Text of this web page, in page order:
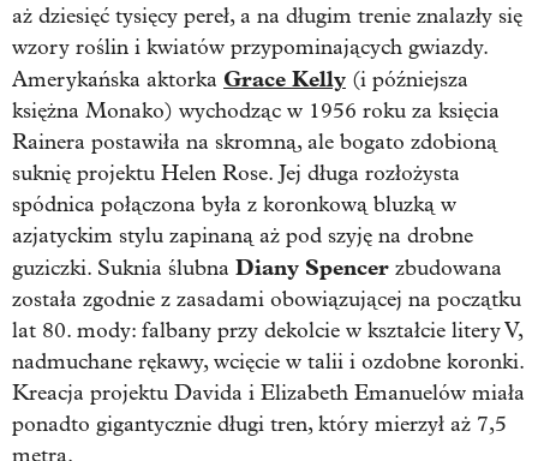
aż dziesięć tysięcy pereł, a na długim trenie znalazły się
wzory roślin i kwiatów przypominających gwiazdy.
Amerykańska aktorka Grace Kelly (i późniejsza
księżna Monako) wychodząc w 1956 roku za księcia
Rainera postawiła na skromną, ale bogato zdobioną
suknię projektu Helen Rose. Jej długa rozłożysta
spódnica połączona była z koronkową bluzką w
azjatyckim stylu zapinaną aż pod szyję na drobne
guziczki. Suknia ślubna Diany Spencer zbudowana
została zgodnie z zasadami obowiązującej na początku
lat 80. mody: falbany przy dekolcie w kształcie litery V,
nadmuchane rękawy, wcięcie w talii i ozdobne koronki.
Kreacja projektu Davida i Elizabeth Emanuelów miała
ponadto gigantycznie długi tren, który mierzył aż 7,5
metra.